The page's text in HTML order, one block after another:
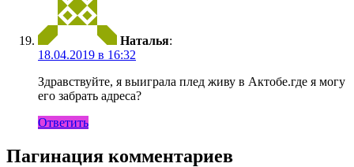
Наталья:
18.04.2019 в 16:32
Здравствуйте, я выиграла плед живу в Актобе.где я могу
его забрать адреса?
Ответить
Пагинация комментариев